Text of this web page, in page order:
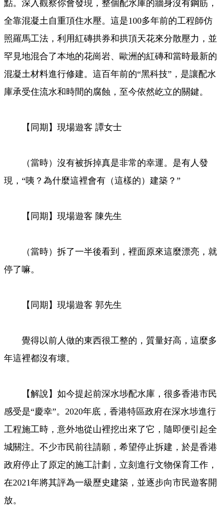
點。深入觀察你會發現，整個配水庫的牆身沒有鋼筋，
全靠混凝土自重頂住水壓。這是100多年前的工程師仿
照羅馬工法，利用紅磚拱券和拱頂天花來分散壓力，並
罕見地混合了本地的花崗岩、歐洲的紅磚和當時最新的
混凝土材料進行修建。這百年前的“黑科技”，是讓配水
庫承受住流水和時間的腐蝕，至今依然屹立的關鍵。
【同期】現場遊客 譚女士
（當時）沒有被拆掉真是非常的幸運。是有人發
現，“咦？為什麼這裡會有（這樣的）建築？”
【同期】現場遊客 陳先生
（當時）拆了一半後看到，裡面原來這麼漂亮，就
停了嘛。
【同期】現場遊客 郭先生
覺得以前人做的東西很工整的，質量好高，這麼多
年這裡都沒有壞。
【解說】如今提起前深水埗配水庫，很多香港市民
感受是“慶幸”。2020年底，香港特區政府在深水埗進行
工程施工時，意外地從山裡挖出來了它，隨即便引起全
城關注。不少市民前往請願，希望停止拆建，於是香港
政府停止了原定的施工計劃，立刻進行文物保育工作，
在2021年將其評為一級歷史建築，並逐步向市民遊客開
放。